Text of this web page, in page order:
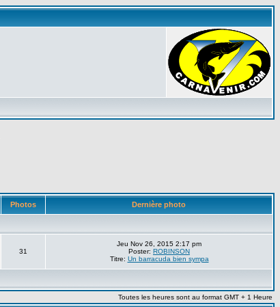
Photos Dernière photo
31
Jeu Nov 26, 2015 2:17 pm
Poster: ROBINSON
Titre: Un barracuda bien sympa
Toutes les heures sont au format GMT + 1 Heure